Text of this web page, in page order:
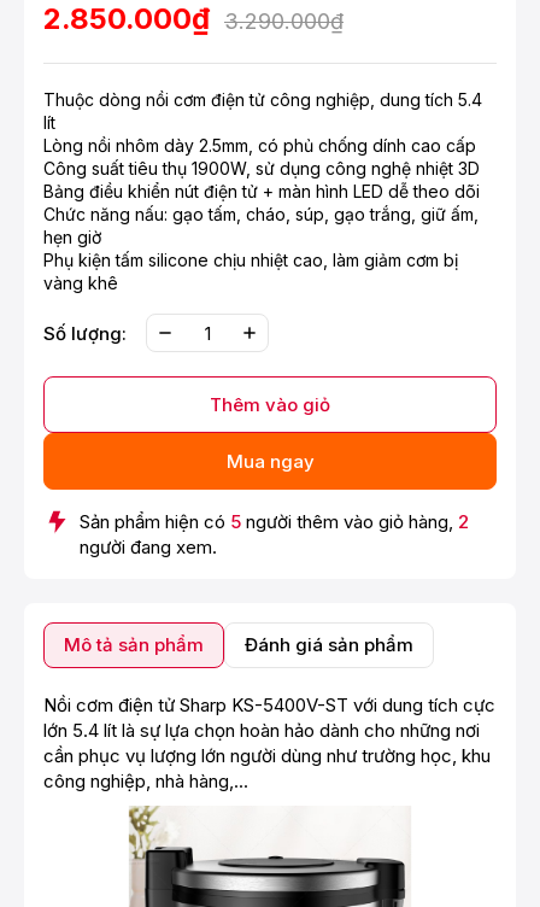
2.850.000₫ 3.290.000₫
Thuộc dòng nồi cơm điện tử công nghiệp, dung tích 5.4
lít
Lòng nồi nhôm dày 2.5mm, có phủ chống dính cao cấp
Công suất tiêu thụ 1900W, sử dụng công nghệ nhiệt 3D
Bảng điều khiển nút điện tử + màn hình LED dễ theo dõi
Chức năng nấu: gạo tấm, cháo, súp, gạo trắng, giữ ấm,
hẹn giờ
Phụ kiện tấm silicone chịu nhiệt cao, làm giảm cơm bị
vàng khê
Số lượng:
Thêm vào giỏ
Mua ngay
Sản phẩm hiện có 5 người thêm vào giỏ hàng, 2
người đang xem.
Mô tả sản phẩm Đánh giá sản phẩm
Nồi cơm điện tử Sharp KS-5400V-ST với dung tích cực
lớn 5.4 lít là sự lựa chọn hoàn hảo dành cho những nơi
cần phục vụ lượng lớn người dùng như trường học, khu
công nghiệp, nhà hàng,...